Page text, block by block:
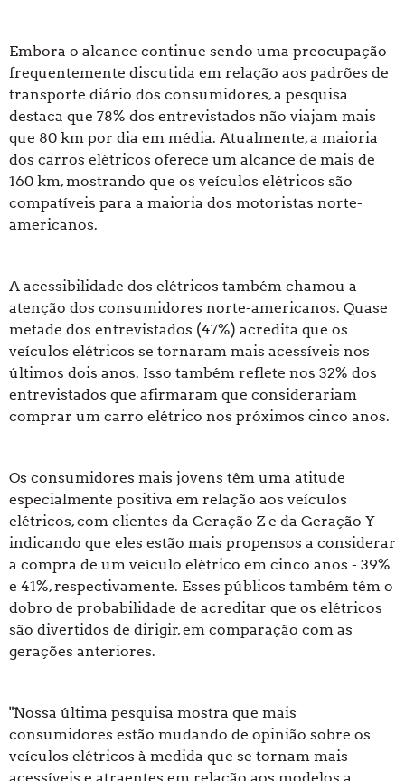
Embora o alcance continue sendo uma preocupação
frequentemente discutida em relação aos padrões de
transporte diário dos consumidores, a pesquisa
destaca que 78% dos entrevistados não viajam mais
que 80 km por dia em média. Atualmente, a maioria
dos carros elétricos oferece um alcance de mais de
160 km, mostrando que os veículos elétricos são
compatíveis para a maioria dos motoristas norte-
americanos.
A acessibilidade dos elétricos também chamou a
atenção dos consumidores norte-americanos. Quase
metade dos entrevistados (47%) acredita que os
veículos elétricos se tornaram mais acessíveis nos
últimos dois anos. Isso também reflete nos 32% dos
entrevistados que afirmaram que considerariam
comprar um carro elétrico nos próximos cinco anos.
Os consumidores mais jovens têm uma atitude
especialmente positiva em relação aos veículos
elétricos, com clientes da Geração Z e da Geração Y
indicando que eles estão mais propensos a considerar
a compra de um veículo elétrico em cinco anos - 39%
e 41%, respectivamente. Esses públicos também têm o
dobro de probabilidade de acreditar que os elétricos
são divertidos de dirigir, em comparação com as
gerações anteriores.
"Nossa última pesquisa mostra que mais
consumidores estão mudando de opinião sobre os
veículos elétricos à medida que se tornam mais